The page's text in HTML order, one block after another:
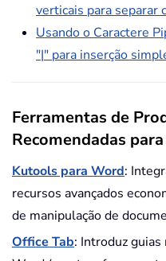
verticais para separar
Usando o Caractere
"|" para inserção
Ferramentas de
Recomendadas
Kutools para Word:
recursos avançados
de manipulação de
Office Tab: Introduz